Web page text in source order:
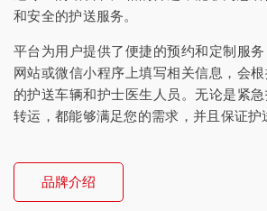
和安全的护送服务。
平台为用户提供了便捷的预约和定制服
网站或微信小程序上填写相关信息，会
的护送车辆和护士医生人员。无论是紧
转运，都能够满足您的需求，并且保证护
品牌介绍